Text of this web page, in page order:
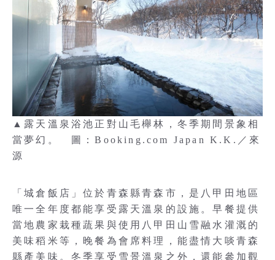
▲露天溫泉浴池正對山毛櫸林，冬季期間景象相
當夢幻。 圖：Booking.com Japan K.K.／來
源
「城倉飯店」位於青森縣青森市，是八甲田地區
唯一全年度都能享受露天溫泉的設施。早餐提供
當地農家栽種蔬果與使用八甲田山雪融水灌溉的
美味稻米等，晚餐為會席料理，能盡情大啖青森
縣產美味。冬季享受雪景溫泉之外，還能參加觀